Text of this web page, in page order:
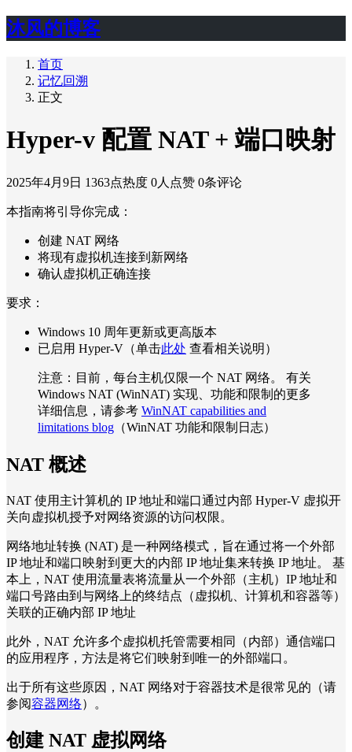
沐风的博客
首页
记忆回溯
正文
Hyper-v 配置 NAT + 端口映射
2025年4月9日 1363点热度 0人点赞 0条评论
本指南将引导你完成：
创建 NAT 网络
将现有虚拟机连接到新网络
确认虚拟机正确连接
要求：
Windows 10 周年更新或更高版本
已启用 Hyper-V（单击此处 查看相关说明）
注意：目前，每台主机仅限一个 NAT 网络。 有关
Windows NAT (WinNAT) 实现、功能和限制的更多
详细信息，请参考 WinNAT capabilities and
limitations blog （WinNAT 功能和限制日志）
NAT 概述
NAT 使用主计算机的 IP 地址和端口通过内部 Hyper-V 虚拟开
关向虚拟机授予对网络资源的访问权限。
网络地址转换 (NAT) 是一种网络模式，旨在通过将一个外部
IP 地址和端口映射到更大的内部 IP 地址集来转换 IP 地址。 基
本上，NAT 使用流量表将流量从一个外部（主机）IP 地址和
端口号路由到与网络上的终结点（虚拟机、计算机和容器等）
关联的正确内部 IP 地址
此外，NAT 允许多个虚拟机托管需要相同（内部）通信端口
的应用程序，方法是将它们映射到唯一的外部端口。
出于所有这些原因，NAT 网络对于容器技术是很常见的（请
参阅容器网络）。
创建 NAT 虚拟网络